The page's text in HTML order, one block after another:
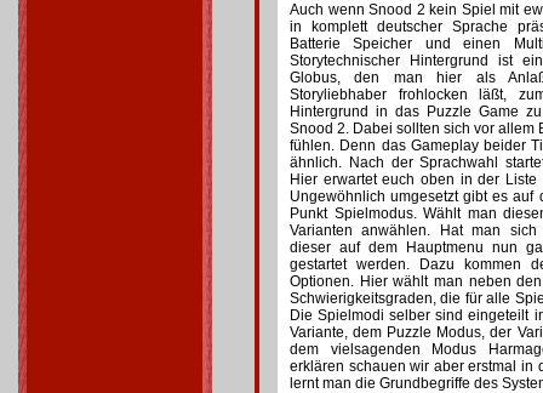
Auch wenn Snood 2 kein Spiel mit
in komplett deutscher Sprache
Batterie Speicher und einen
Storytechnischer Hintergrund ist
Globus, den man hier als
Storyliebhaber frohlocken läßt,
Hintergrund in das Puzzle Game
Snood 2. Dabei sollten sich vor allem
fühlen. Denn das Gameplay beider
ähnlich. Nach der Sprachwahl
Hier erwartet euch oben in der
Ungewöhnlich umgesetzt gibt es
Punkt Spielmodus. Wählt man
Varianten anwählen. Hat man
dieser auf dem Hauptmenu nun
gestartet werden. Dazu kommen
Optionen. Hier wählt man neben
Schwierigkeitsgraden, die für alle
Die Spielmodi selber sind eingeteilt
Variante, dem Puzzle Modus, der
dem vielsagenden Modus
erklären schauen wir aber erstmal in
lernt man die Grundbegriffe des